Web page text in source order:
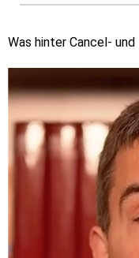
Was hinter Cancel-